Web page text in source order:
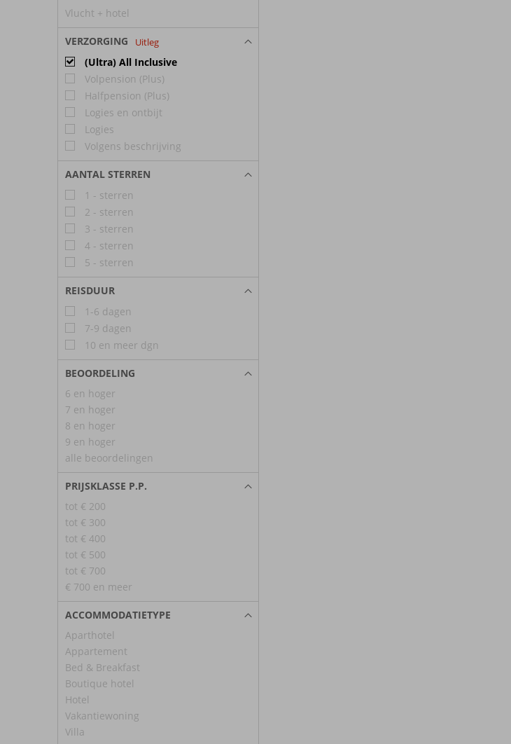
Vlucht + hotel
VERZORGING Uitleg
(Ultra) All Inclusive
Volpension (Plus)
Halfpension (Plus)
Logies en ontbijt
Logies
Volgens beschrijving
AANTAL STERREN
1 - sterren
2 - sterren
3 - sterren
4 - sterren
5 - sterren
REISDUUR
1-6 dagen
7-9 dagen
10 en meer dgn
BEOORDELING
6 en hoger
7 en hoger
8 en hoger
9 en hoger
alle beoordelingen
PRIJSKLASSE P.P.
tot € 200
tot € 300
tot € 400
tot € 500
tot € 700
€ 700 en meer
ACCOMMODATIETYPE
Aparthotel
Appartement
Bed & Breakfast
Boutique hotel
Hotel
Vakantiewoning
Villa